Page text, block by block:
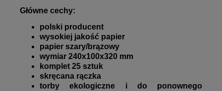
Główne cechy:
polski producent
wysokiej jakość papier
papier szary/brązowy
wymiar 240x100x320 mm
komplet 25 sztuk
skręcana rączka
torby ekologiczne i do ponownego